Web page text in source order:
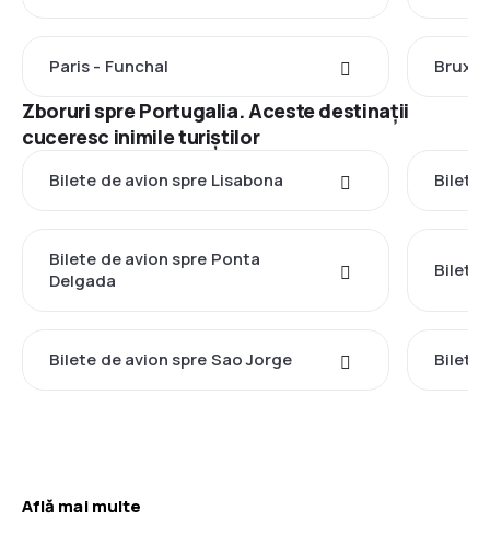
Paris - Funchal
Zboruri spre Portugalia. Aceste destinații
cuceresc inimile turiștilor
Bilete de avion spre Lisabona Bilete
Bilete de avion spre Ponta
Delgada
Bilete
Bilete de avion spre Sao Jorge Bilete
Află mai multe